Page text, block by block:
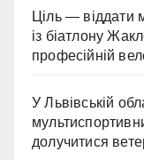
Ціль — віддати
із біатлону
професійній
У Львівській
долучитися